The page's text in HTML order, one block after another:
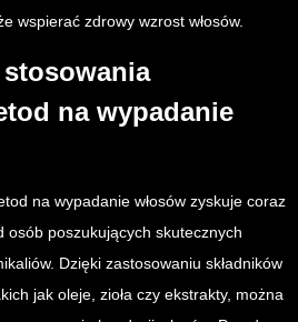
wspierać zdrowy wzrost włosów.
na wypadanie
na wypadanie włosów zyskuje coraz
osób poszukujących skutecznych
Dzięki zastosowaniu składników
jak oleje, zioła czy ekstrakty, można